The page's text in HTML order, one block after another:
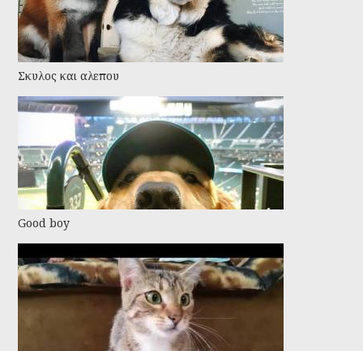
Σκυλος και αλεπου
Good boy